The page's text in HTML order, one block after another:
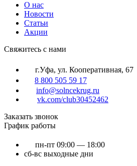
О нас
Новости
Статьи
Акции
Cвяжитесь с нами
г.Уфа, ул. Кооперативная, 67
8 800 505 59 17
info@solncekrug.ru
vk.com/club30452462
Заказать звонок
График работы
пн-пт 09:00 — 18:00
сб-вс выходные дни